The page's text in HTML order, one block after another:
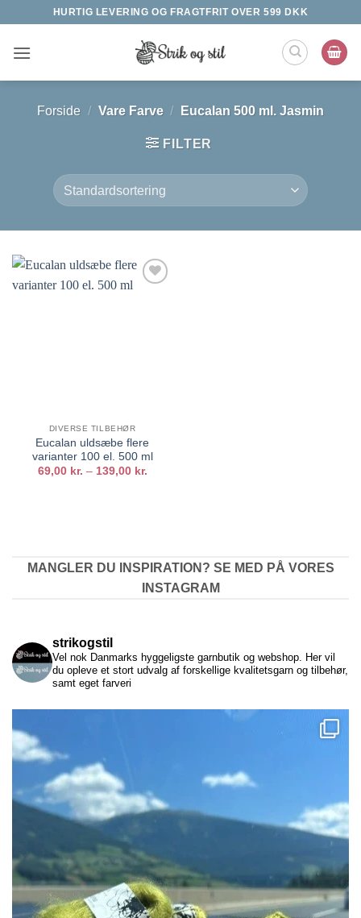
indhold
HURTIG LEVERING OG FRAGTFRIT OVER 599 DKK
Forside / Vare Farve / Eucalan 500 ml. Jasmin
FILTER
DIVERSE TILBEHØR
Eucalan uldsæbe flere
varianter 100 el. 500 ml
69,00 kr. – 139,00 kr.Prisinterval:
MANGLER DU INSPIRATION? SE MED PÅ VORES
INSTAGRAM
strikogstil
Vel nok Danmarks hyggeligste garnbutik og webshop. Her vil
du opleve et stort udvalg af forskellige kvalitetsgarn og tilbehør,
samt eget farveri